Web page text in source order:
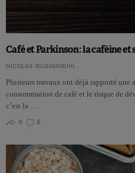
Café et Parkinson : la caféine
NICOLAS GUGGENBÜHL
Plusieurs travaux ont déjà rapporté une
consommation de café et le risque de
c’est la …
0
0